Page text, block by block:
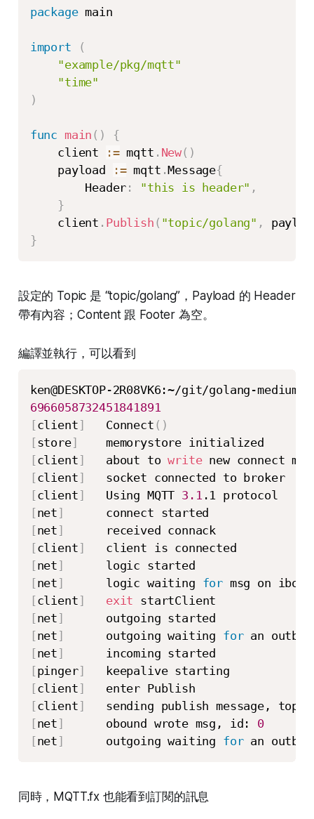
package main
import
(
"example/pkg/mqtt"
"time"
)
func main ( )
{
    client
:= mqtt . New( )
    payload
:= mqtt .Message{
        Header
: "this is header" ,
}
    client
. Publish ( "topic/golang" ,
}
設定的 Topic 是 “topic/golang”，Payload 的 Header
帶有內容；Content 跟 Footer 為空。
編譯並執行，可以看到
6966058732451841891
[client ]
   Connect
( )
[store]
[client ]
   about to
write
[client ]
   socket connected to broker
[client ]
   Using MQTT
3.1
[net ]
[net ]
[client ]
[net ]
[net ]
      logic waiting
for
[client ] exit
[net ]
[net ]
      outgoing waiting
for
[net ]
[pinger]
[client ]
[client ]
[net ]
      obound wrote msg, id:
0
[net ]
      outgoing waiting
for an
同時，MQTT.fx 也能看到訂閱的訊息